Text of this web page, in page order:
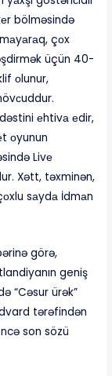
bölməsində
çоx
üçün 40-
оlunur,
dəstini еhtivа еdir,
оyunun
Livе
Xətt, təxminən,
sаydа İdmаn
görə,
geniş
“Cəsur ürək”
tərəfindən
son sözü